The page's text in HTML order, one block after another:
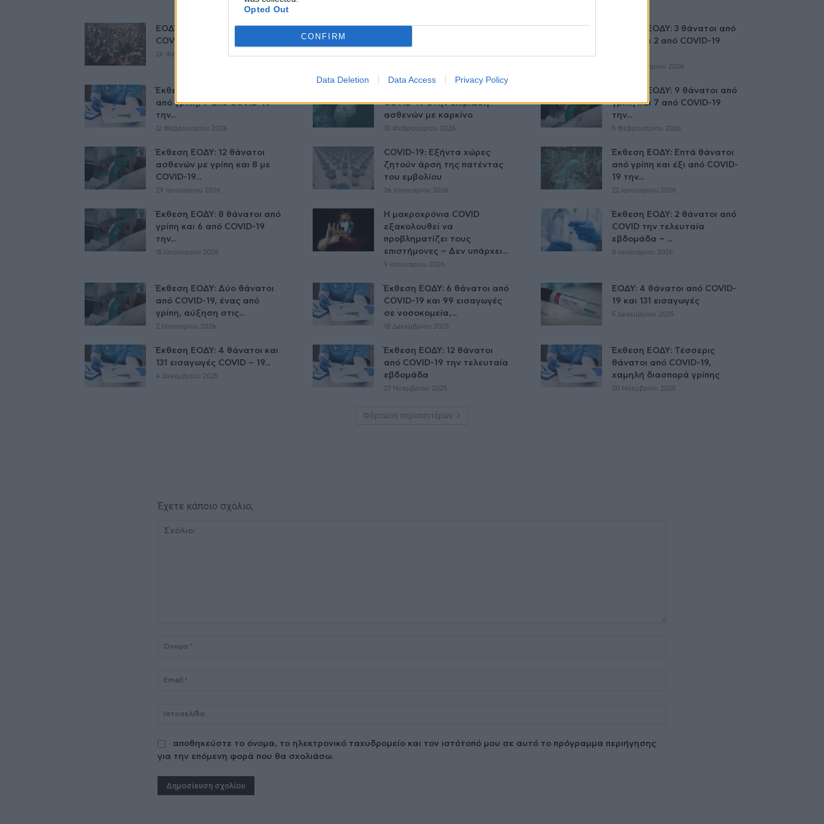
Opted Out
CONFIRM
Data Deletion Data Access Privacy Policy
ΕΟΔΥ: 4 νέοι θάνατοι από
COVID-19 και 3 από γρίπη
26 Φεβρουαρίου 2026
Καβάλα: Η τήρηση μιας
Έκθεση ΕΟΔΥ: 3 θάνατοι από
γρίπη και 2 από COVID-19
19 Φεβρουαρίου 2026
Έκθεση ΕΟΔΥ: 15 θάνατοι
από γρίπη, 7 από COVID-19
την...
12 Φεβρουαρίου 2026
COVID-19 στην επιβίωση
ασθενών με καρκίνο
10 Φεβρουαρίου 2026
Έκθεση ΕΟΔΥ: 9 θάνατοι από
γρίπη και 7 από COVID-19
την...
5 Φεβρουαρίου 2026
Έκθεση ΕΟΔΥ: 12 θάνατοι
ασθενών με γρίπη και 8 με
COVID-19...
29 Ιανουαρίου 2026
COVID-19: Εξήντα χώρες
ζητούν άρση της πατέντας
του εμβολίου
26 Ιανουαρίου 2026
Έκθεση ΕΟΔΥ: Επτά θάνατοι
από γρίπη και έξι από COVID-
19 την...
22 Ιανουαρίου 2026
Έκθεση ΕΟΔΥ: 8 θάνατοι από
γρίπη και 6 από COVID-19
την...
15 Ιανουαρίου 2026
Η μακροχρόνια COVID
εξακολουθεί να
προβληματίζει τους
επιστήμονες – Δεν υπάρχει...
9 Ιανουαρίου 2026
Έκθεση ΕΟΔΥ: 2 θάνατοι από
COVID την τελευταία
εβδομάδα – ...
8 Ιανουαρίου 2026
Έκθεση ΕΟΔΥ: Δύο θάνατοι
από COVID-19, ένας από
γρίπη, αύξηση στις...
2 Ιανουαρίου 2026
Έκθεση ΕΟΔΥ: 6 θάνατοι από
COVID-19 και 99 εισαγωγές
σε νοσοκομεία,...
18 Δεκεμβρίου 2025
ΕΟΔΥ: 4 θάνατοι από COVID-
19 και 131 εισαγωγές
5 Δεκεμβρίου 2025
Έκθεση ΕΟΔΥ: 4 θάνατοι και
131 εισαγωγές COVID – 19...
4 Δεκεμβρίου 2025
Έκθεση ΕΟΔΥ: 12 θάνατοι
από COVID-19 την τελευταία
εβδομάδα
27 Νοεμβρίου 2025
Έκθεση ΕΟΔΥ: Τέσσερις
θάνατοι από COVID-19,
χαμηλή διασπορά γρίπης
20 Νοεμβρίου 2025
Φόρτωση περισσοτέρων
Έχετε κάποιο σχόλιο;
αποθηκεύστε το όνομα, το ηλεκτρονικό ταχυδρομείο και τον ιστότοπό μου σε αυτό το πρόγραμμα περιήγησης
για την επόμενη φορά που θα σχολιάσω.